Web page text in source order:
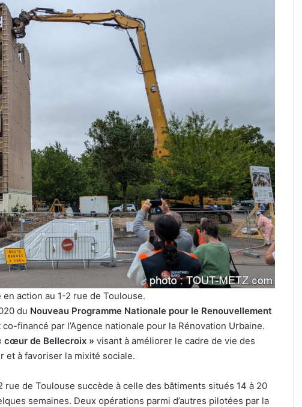
en action au 1-2 rue de Toulouse.
du Nouveau Programme Nationale pour le Renouvellement
financé par l’Agence nationale pour la Rénovation Urbaine.
cœur de Bellecroix » visant à améliorer le cadre de vie des
et à favoriser la mixité sociale.
de Toulouse succède à celle des bâtiments situés 14 à 20
semaines. Deux opérations parmi d’autres pilotées par la
le cinéma plein
festival
de
musique
celte
organisé
au
parc
archéologique
de
Bliesbruck
les
7
et
8
août
2026
3 août 2026
Un festival de musique celte
organisé au parc archéologique
de Bliesbruck les 7 et 8 août